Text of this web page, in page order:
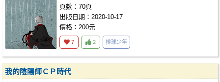
頁數：70頁
出版日期：2020-10-17
價格：200元
7 2 排球少年
我的陰陽師ＣＰ時代